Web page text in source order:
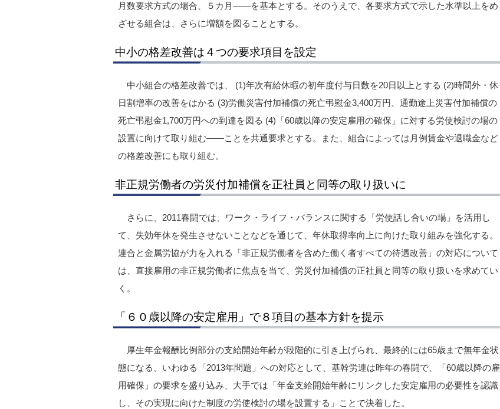
月数要求方式の場合、５カ月――を基本とする。そのうえで、各要求方式で示した水準以上をめ
ざせる組合は、さらに増額を図ることとする。
中小の格差改善は４つの要求項目を設定
中小組合の格差改善では、 (1)年次有給休暇の初年度付与日数を20日以上とする (2)時間外・休
日割増率の改善をはかる (3)労働災害付加補償の死亡弔慰金3,400万円、通勤途上災害付加補償の
死亡弔慰金1,700万円への到達を図る (4)「60歳以降の安定雇用の確保」に対する労使検討の場の
設置に向けて取り組む――ことを共通要求とする。また、組合によっては月例賃金や退職金など
の格差改善にも取り組む。
非正規労働者の労災付加補償を正社員と同等の取り扱いに
さらに、2011春闘では、ワーク・ライフ・バランスに関する「労使話し合いの場」を活用し
て、失効年休を発生させないことなどを通じて、年休取得率向上に向けた取り組みを強化する。
連合と金属労協が力を入れる「非正規労働者を含めた働く者すべての待遇改善」の対応について
は、直接雇用の非正規労働者に焦点を当て、労災付加補償の正社員と同等の取り扱いを求めてい
く。
「６０歳以降の安定雇用」で８項目の基本方針を提示
厚生年金報酬比例部分の支給開始年齢が段階的に引き上げられ、最終的には65歳まで無年金状
態になる、いわゆる「2013年問題」への対応として、基幹労連は昨年の春闘で、「60歳以降の雇
用確保」の要求を盛り込み、大手では「年金支給開始年齢にリンクした安定雇用の必要性を認識
し、その実現に向けた制度の労使検討の場を設置する」ことで決着した。